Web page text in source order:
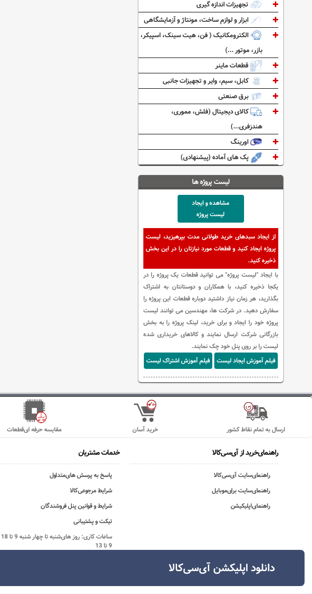
تجهیزات اندازه گیری
ابزار و لوازم ساخت، مونتاژ و آزمایشگاهی
الکترومکانیک ( فن، هیت سینک، اسپیکر،
بازر، موتور ...)
قطعات ماینر
کابل، سیم، وایر و تجهیزات جانبی
برق صنعتی
کالای دیجیتال (فلش، مموری،
هندزفری...)
اورینگ
پک های آماده (پیشنهادی)
لیست پروژه ها
مشاهده و ایجاد
لیست پروژه
از ایجاد سبدهای خرید طولانی مدت بپرهیزید، لیست
پروژه ایجاد کنید و قطعات مورد نیازتان را در این بخش
ذخیره کنید.
با ایجاد "لیست پروژه" می توانید قطعات یک پروژه را در
یکجا ذخیره کنید، با همکاران و دوستانتان به اشتراک
بگذارید، هر زمان نیاز داشتید دوباره قطعات این پروژه را
سفارش دهید. در شرکت ها، مهندسین می توانند لیست
پروژه خود را ایجاد و برای خرید، لینک پروژه را به بخش
بازرگانی شرکت ارسال نمایند و کالاهای خریداری شده
لیست را بر روی پنل خود چک نمایند.
فیلم آموزش ایجاد لیست
فیلم آموزش اشتراک لیست
مقایسه حرفه ای‌قطعات خرید آسان ارسال به تمام نقاط کشور
راهنمای‌خرید از آی‌سی‌کالا
راهنمای‌سایت آی‌سی‌کالا
راهنمای‌سایت برای‌موبایل
راهنمای‌اپلیکیشن
خدمات مشتریان
پاسخ به پرسش های‌متداول
شرایط مرجوعی‌کالا
شرایط و قوانین پنل فروشندگان
تیکت و پشتیبانی
9 تا 13
دانلود اپلیکشن آی‌سی‌کالا